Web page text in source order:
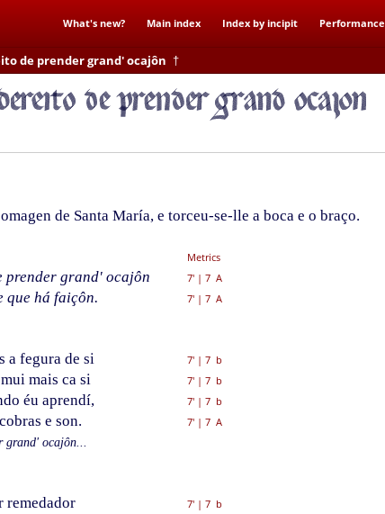
What's new? Main index Index by incipit Performance
de prender grand' ocajôn †
de Santa María, e torceu-se-lle a boca e o braço.
Metrics
prender grand' ocajôn 7'| 7 A
que há faiçôn. 7'| 7 A
a fegura de si 7'| 7 b
mais ca si 7'| 7 b
éu aprendí, 7'| 7 b
e son. 7'| 7 A
grand' ocajôn...
remedador 7'| 7 b